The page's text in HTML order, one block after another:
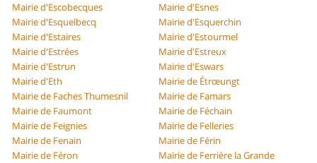
Mairie d'Escobecques
Mairie d'Esnes
Mairie d'Esquelbecq
Mairie d'Esquerchin
Mairie d'Estaires
Mairie d'Estourmel
Mairie d'Estrées
Mairie d'Estreux
Mairie d'Estrun
Mairie d'Eswars
Mairie d'Eth
Mairie de Étrœungt
Mairie de Faches Thumesnil
Mairie de Famars
Mairie de Faumont
Mairie de Féchain
Mairie de Feignies
Mairie de Felleries
Mairie de Fenain
Mairie de Férin
Mairie de Féron
Mairie de Ferrière la Grande